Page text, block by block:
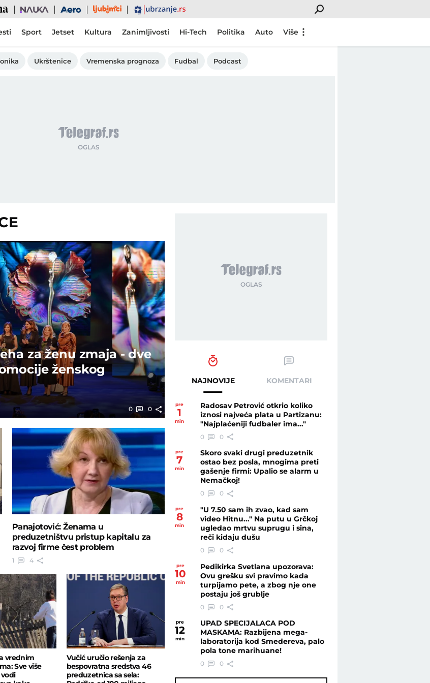
Nauka Aero Ljubimci Ubrzanje
Sport Jetset Kultura Zanimljivosti Hi-Tech Politika Auto Više
Ukrštenice Vremenska prognoza Fudbal Podcast
za ženu zmaja - dve
ženskog
0 0
Panajotović: Ženama u
preduzetništvu pristup kapitalu za
razvoj firme čest problem
1 4
vrednim
Sve više
vodi
Vučić uručio rešenja za
bespovratna sredstva 46
preduzetnica sa sela:
NAJNOVIJE KOMENTARI
pre
1
min
Radosav Petrović otkrio koliko
iznosi najveća plata u Partizanu:
"Najplaćeniji fudbaler ima..."
0 0
pre
7
min
Skoro svaki drugi preduzetnik
ostao bez posla, mnogima preti
gašenje firmi: Upalio se alarm u
Nemačkoj!
0 0
pre
8
min
"U 7.50 sam ih zvao, kad sam
video Hitnu..." Na putu u Grčkoj
ugledao mrtvu suprugu i sina,
reči kidaju dušu
0 0
pre
10
min
Pedikirka Svetlana upozorava:
Ovu grešku svi pravimo kada
turpijamo pete, a zbog nje one
postaju još grublje
0 0
pre
12
min
UPAD SPECIJALACA POD
MASKAMA: Razbijena mega-
laboratorija kod Smedereva, palo
pola tone marihuane!
0 0